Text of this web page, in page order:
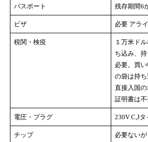
パスポート 残存期間6
ビザ 必要 アラ
税関・検疫
１万米ド
ち込み、
必要。買
の袋は持
直接入国
証明書は不
電圧・プラグ 230V C,Jタ
チップ
必要ない